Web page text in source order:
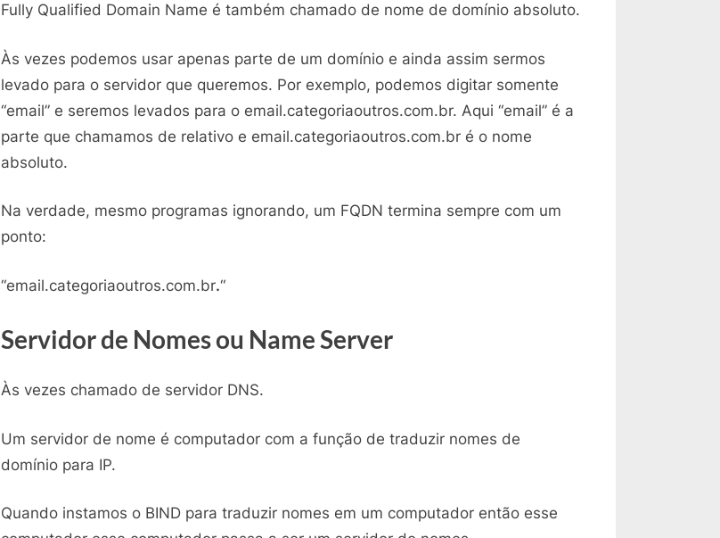
Fully Qualified Domain Name é também chamado de nome de domínio absoluto.
Às vezes podemos usar apenas parte de um domínio e ainda assim sermos
levado para o servidor que queremos. Por exemplo, podemos digitar somente
“email” e seremos levados para o email.categoriaoutros.com.br. Aqui “email” é a
parte que chamamos de relativo e email.categoriaoutros.com.br é o nome
absoluto.
Na verdade, mesmo programas ignorando, um FQDN termina sempre com um
ponto:
“email.categoriaoutros.com.br.“
Servidor de Nomes ou Name Server
Às vezes chamado de servidor DNS.
Um servidor de nome é computador com a função de traduzir nomes de
domínio para IP.
Quando instamos o BIND para traduzir nomes em um computador então esse